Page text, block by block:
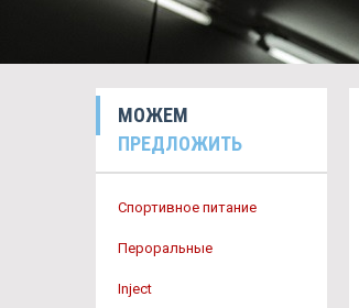
МОЖЕМ
ПРЕДЛОЖИТЬ
Спортивное питание
Пероральные
Inject